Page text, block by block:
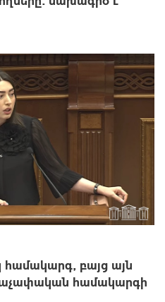
համակարգ, բայց այն
համակարգի